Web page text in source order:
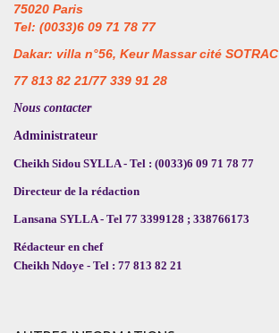
75020 Paris
Tel: (0033)6 09 71 78 77
Dakar: villa n°56, Keur Massar cité SOTRAC
77 813 82 21/77 339 91 28
Nous contacter
Administrateur
Cheikh Sidou SYLLA - Tel : (0033)6 09 71 78 77
Directeur de la rédaction
Lansana SYLLA - Tel 77 3399128 ; 338766173
Rédacteur en chef
Cheikh Ndoye - Tel : 77 813 82 21